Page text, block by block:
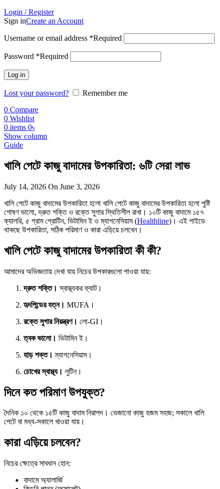
Login / Register
Sign inCreate an Account
Username or email address *Required
Password *Required
Log in
Lost your password?
Remember me
0 Compare
0 Wishlist
0 items 0৳
Show column
Guide
খালি পেটে কাজু বাদামের উপকারিতা: ৬টি সেরা লাভ
July 14, 2026 On June 3, 2026
খালি পেটে কাজু বাদামের উপকারিতা হলো খালি পেটে কাজু বাদামের উপকারিতা হলো পুষ্টি
শোষণ ভালো, দ্রুত শক্তি ও রক্তে সুগার স্থিতিশীল রাখা। ১০টি কাজু বাদামে ১৫৭
ক্যালরি, ৫ গ্রাম প্রোটিন, ভিটামিন ই ও ম্যাগনেসিয়াম (Healthline)। এই গাইডে
থাকছে উপকারিতা, সঠিক পরিমাণ ও কারা এড়িয়ে চলবেন।
খালি পেটে কাজু বাদামের উপকারিতা কী কী?
আমাদের অভিজ্ঞতায় দেখা যায় নিচের উপকারগুলো পাওয়া যায়:
দ্রুত শক্তি। স্বাস্থ্যকর ফ্যাট।
হৃদপিন্ডের যত্ন। MUFA।
রক্তে সুগার নিয়ন্ত্রণ। লো-GI।
ত্বক ভালো। ভিটামিন ই।
হাড় শক্ত। ম্যাগনেসিয়াম।
চোখের স্বাস্থ্য। লুটিন।
দিনে কত পরিমাণ উপযুক্ত?
দৈনিক ১০ থেকে ১৫টি কাজু বাদাম নিরাপদ। ভেজানো কাজু হজম সহজ; সকালে খালি
পেটে বা মধ্য-সকালে খাওয়া যায়।
কারা এড়িয়ে চলবেন?
নিচের ক্ষেত্রে সাবধান হোন:
বাদামে অ্যালার্জি